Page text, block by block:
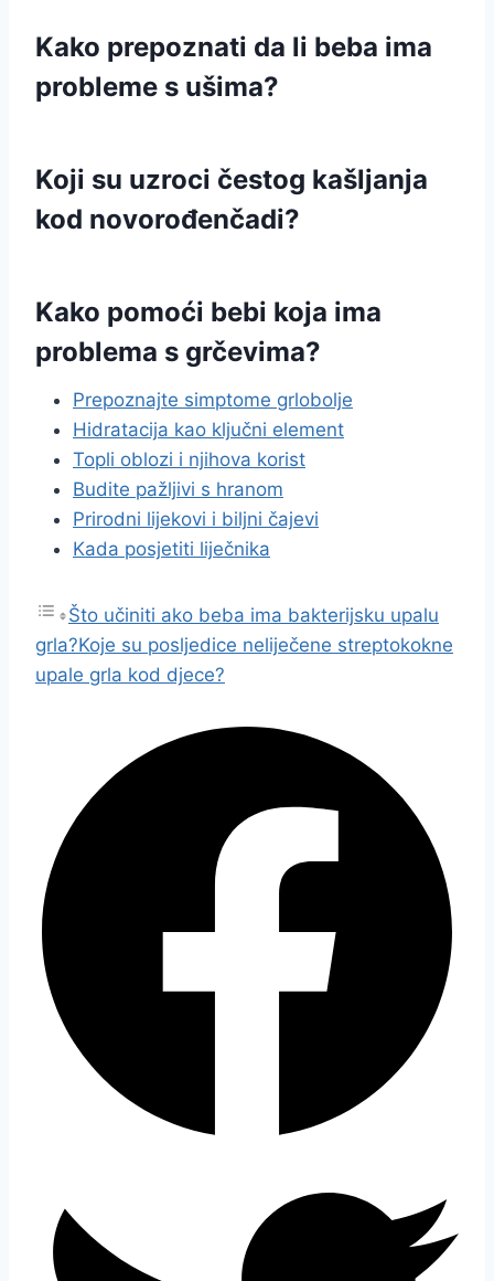
Kako prepoznati da li beba ima
probleme s ušima?
Koji su uzroci čestog kašljanja
kod novorođenčadi?
Kako pomoći bebi koja ima
problema s grčevima?
Prepoznajte simptome grlobolje
Hidratacija kao ključni element
Topli oblozi i njihova korist
Budite pažljivi s hranom
Prirodni lijekovi i biljni čajevi
Kada posjetiti liječnika
Što učiniti ako beba ima bakterijsku upalu
grla?Koje su posljedice neliječene streptokokne
upale grla kod djece?